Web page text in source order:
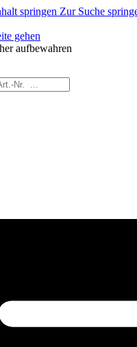
springen Zur Suche
aufbewahren